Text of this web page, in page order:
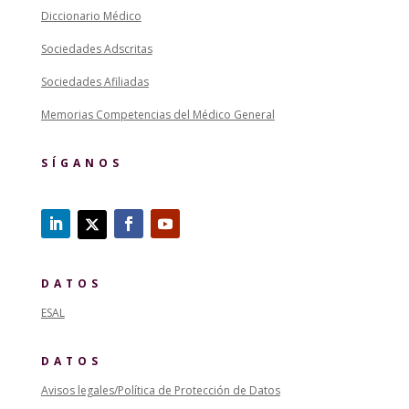
Diccionario Médico
Sociedades Adscritas
Sociedades Afiliadas
Memorias Competencias del Médico General
SÍGANOS
DATOS
ESAL
DATOS
Avisos legales/Política de Protección de Datos